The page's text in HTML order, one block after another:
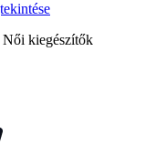
Női kiegészítők